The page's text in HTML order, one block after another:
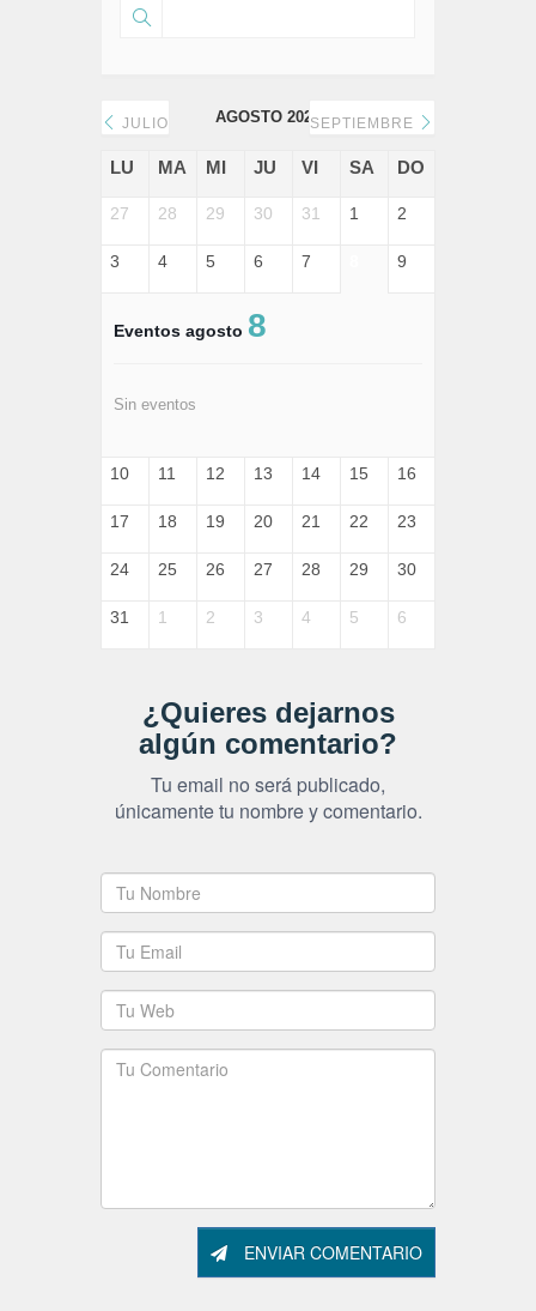
JULIO AGOSTO 2026SEPTIEMBRE
LU MA MI JU VI SA DO
27 28 29 30 31 1 2
3 4 5 6 7 9
Eventos agosto 8
Sin eventos
10 11 12 13 14 15 16
17 18 19 20 21 22 23
24 25 26 27 28 29 30
31 1 2 3 4 5 6
¿Quieres dejarnos
algún comentario?
Tu email no será publicado,
únicamente tu nombre y comentario.
ENVIAR COMENTARIO